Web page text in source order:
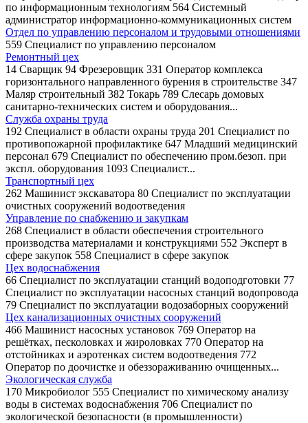
по информационным технологиям 564 Системный
администратор информационно-коммуникационных систем
Отдел по управлению персоналом и трудовыми отношениями
559 Специалист по управлению персоналом
Ремонтный цех
14 Сварщик 94 Фрезеровщик 331 Оператор комплекса
горизонтального направленного бурения в строительстве 347
Маляр строительный 382 Токарь 789 Слесарь домовых
санитарно-технических систем и оборудования...
Служба охраны труда
192 Специалист в области охраны труда 201 Специалист по
противопожарной профилактике 647 Младший медицинский
персонал 679 Специалист по обеспечению пром.безоп. при
экспл. оборудования 1093 Специалист...
Транспортный цех
262 Машинист экскаватора 80 Специалист по эксплуатации
очистных сооружений водоотведения
Управление по снабжению и закупкам
268 Специалист в области обеспечения строительного
производства материалами и конструкциями 552 Эксперт в
сфере закупок 558 Специалист в сфере закупок
Цех водоснабжения
66 Специалист по эксплуатации станций водоподготовки 77
Специалист по эксплуатации насосных станций водопровода
79 Специалист по эксплуатации водозаборных сооружений
Цех канализационных очистных сооружений
466 Машинист насосных установок 769 Оператор на
решётках, песколовках и жироловках 770 Оператор на
отстойниках и аэротенках систем водоотведения 772
Оператор по доочистке и обеззораживанию очищенных...
Экологическая служба
170 Микробиолог 555 Специалист по химическому анализу
воды в системах водоснабжения 706 Специалист по
экологической безопасности (в промышленности)